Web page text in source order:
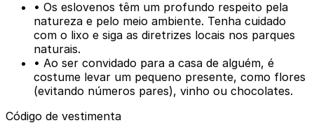
• Os eslovenos têm um profundo respeito pela
natureza e pelo meio ambiente. Tenha cuidado
com o lixo e siga as diretrizes locais nos parques
naturais.
• Ao ser convidado para a casa de alguém, é
costume levar um pequeno presente, como flores
(evitando números pares), vinho ou chocolates.
Código de vestimenta